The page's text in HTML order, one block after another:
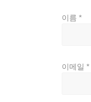
이름 *
이메일 *